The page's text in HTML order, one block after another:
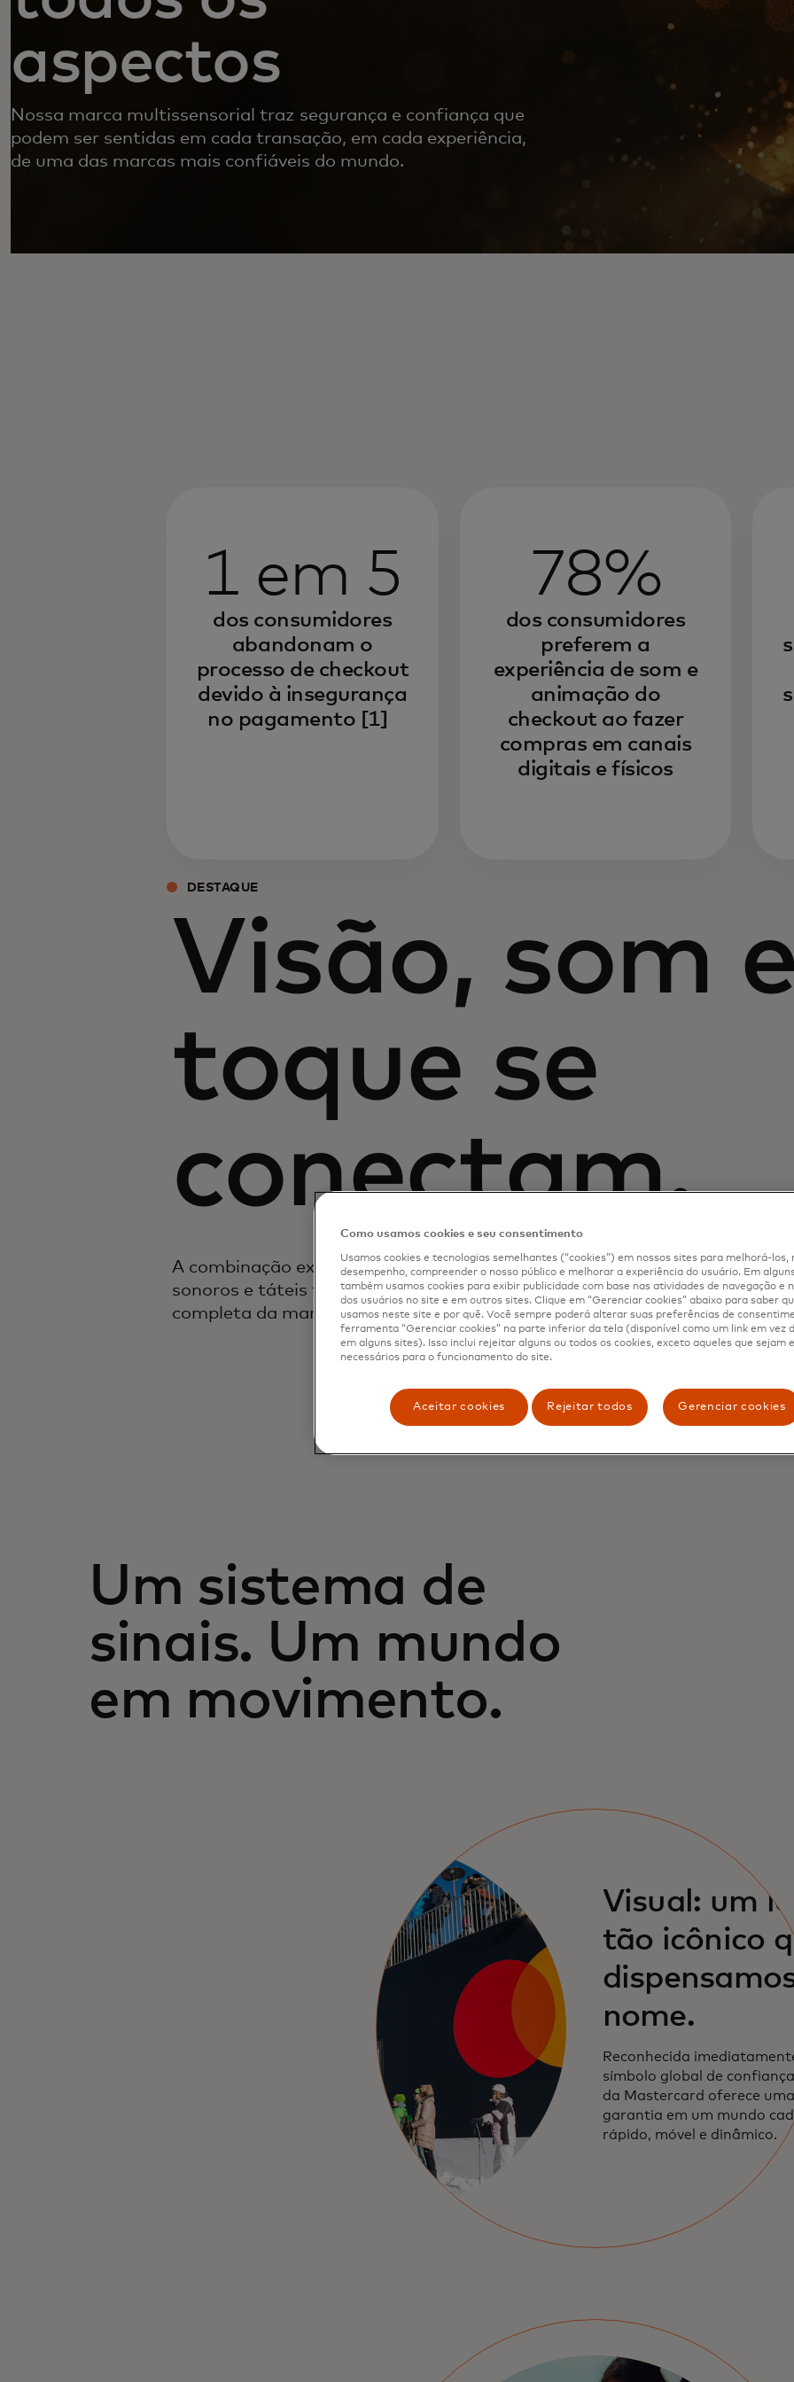
aspectos
Nossa marca multissensorial traz segurança e confiança que
podem ser sentidas em cada transação, em cada experiência,
de uma das marcas mais confiáveis do mundo.
1 em 5
dos consumidores
abandonam o
processo de checkout
devido à insegurança
no pagamento [1]
78%
dos consumidores
preferem a
experiência de som e
animação do
checkout ao fazer
compras em canais
digitais e físicos
DESTAQUE
Visão, som
toque se
conectam.
A combinação exclusiva da Mastercard de sinais visuais,
sonoros e táteis traz certeza, acessibilidade e a essência
completa da marca para transações móveis.
Um sistema de
sinais. Um mundo
em movimento.
Visual: um
tão icônico
nome.
Reconhecida
símbolo global de
da Mastercard oferece
garantia em um mundo
rápido, móvel e dinâmico.
Como usamos cookies e seu consentimento
Usamos cookies e tecnologias semelhantes (“cookies”) em nossos sites para melhorá-los,
desempenho, compreender o nosso público e melhorar a experiência do usuário. Em
também usamos cookies para exibir publicidade com base nas atividades de navegação e
dos usuários no site e em outros sites. Clique em “Gerenciar cookies” abaixo para saber
usamos neste site e por quê. Você sempre poderá alterar suas preferências de
ferramenta “Gerenciar cookies” na parte inferior da tela (disponível como um link em vez
em alguns sites). Isso inclui rejeitar alguns ou todos os cookies, exceto aqueles que sejam
necessários para o funcionamento do site.
Aceitar cookies Rejeitar todos Gerenciar cookies